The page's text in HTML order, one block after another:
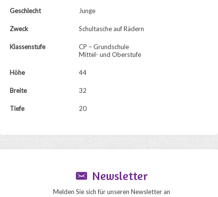
Geschlecht Junge
Zweck Schultasche auf Rädern
Klassenstufe
CP – Grundschule
Mittel- und Oberstufe
Höhe 44
Breite 32
Tiefe 20
Newsletter
Melden Sie sich für unseren Newsletter an